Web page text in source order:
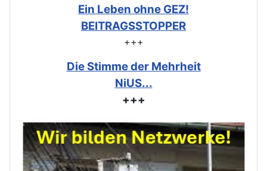
Ein Leben ohne GEZ!
BEITRAGSSTOPPER
+++
Die Stimme der Mehrheit
NiUS...
+++